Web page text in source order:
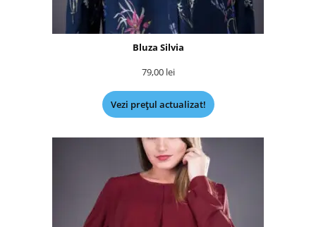
Bluza Silvia
79,00 lei
Vezi prețul actualizat!